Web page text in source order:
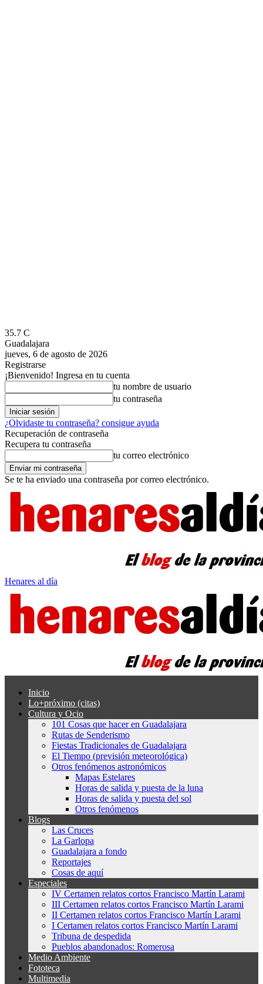
35.7 C
Guadalajara
jueves, 6 de agosto de 2026
Registrarse
¡Bienvenido! Ingresa en tu cuenta
tu nombre de usuario
tu contraseña
¿Olvidaste tu contraseña? consigue ayuda
Recuperación de contraseña
Recupera tu contraseña
tu correo electrónico
Se te ha enviado una contraseña por correo electrónico.
Henares al día
Inicio
Lo+próximo (citas)
Cultura y Ocio
101 Cosas que hacer en Guadalajara
Rutas de Senderismo
Fiestas Tradicionales de Guadalajara
El Tiempo (previsión meteorológica)
Otros fenómenos astronómicos
Mapas Estelares
Horas de salida y puesta de la luna
Horas de salida y puesta del sol
Otros fenómenos
Blogs
Las Cruces
La Garlopa
Guadalajara a fondo
Reportajes
Cosas de aquí
Especiales
IV Certamen relatos cortos Francisco Martín Larami
III Certamen relatos cortos Francisco Martín Larami
II Certamen relatos cortos Francisco Martín Larami
I Certamen relatos cortos Francisco Martín Larami
Tribuna de despedida
Pueblos abandonados: Romerosa
Medio Ambiente
Fototeca
Multimedia